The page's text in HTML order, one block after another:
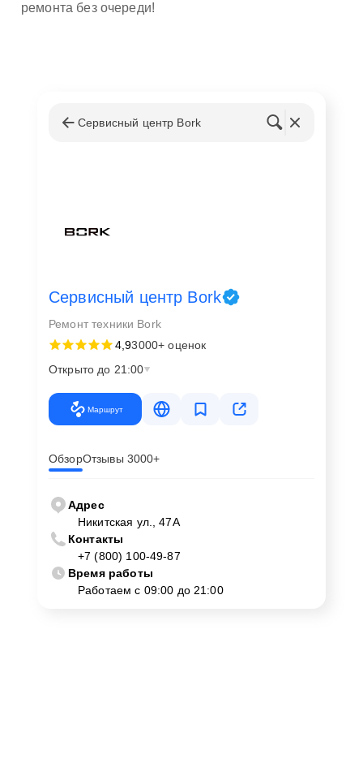
ремонта без очереди!
Сервисный центр Bork
Сервисный центр Bork
Ремонт техники Bork
4,93000+ оценок
Открыто до 21:00
Маршрут
ОбзорОтзывы 3000+
Адрес
Никитская ул., 47А
Контакты
+7 (800) 100-49-87
Время работы
Работаем с 09:00 до 21:00